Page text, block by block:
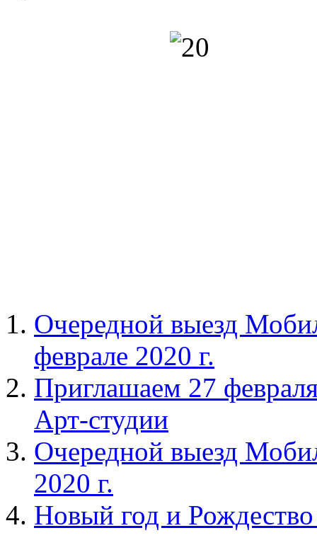
Очередной выезд
феврале 2020 г.
Приглашаем 27
Арт-студии
Очередной выезд
2020 г.
Новый год и Рождество